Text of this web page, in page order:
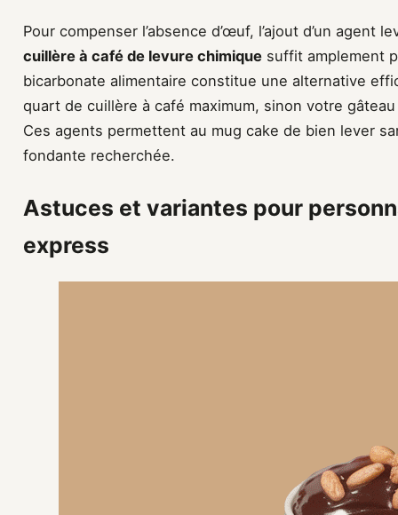
Pour compenser l’absence d’œuf, l’ajout d’un agent
cuillère à café de levure chimique suffit amplement
bicarbonate alimentaire constitue une alternative
quart de cuillère à café maximum, sinon votre
Ces agents permettent au mug cake de bien lever
fondante recherchée.
Astuces et variantes pour
express